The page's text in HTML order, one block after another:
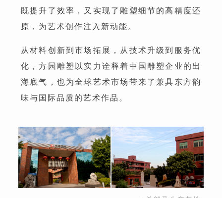
既提升了效率，又实现了雕塑细节的高精度还
原，为艺术创作注入新动能。
从材料创新到市场拓展，从技术升级到服务优
化，方园雕塑以实力诠释着中国雕塑企业的出
海底气，也为全球艺术市场带来了兼具东方韵
味与国际品质的艺术作品。